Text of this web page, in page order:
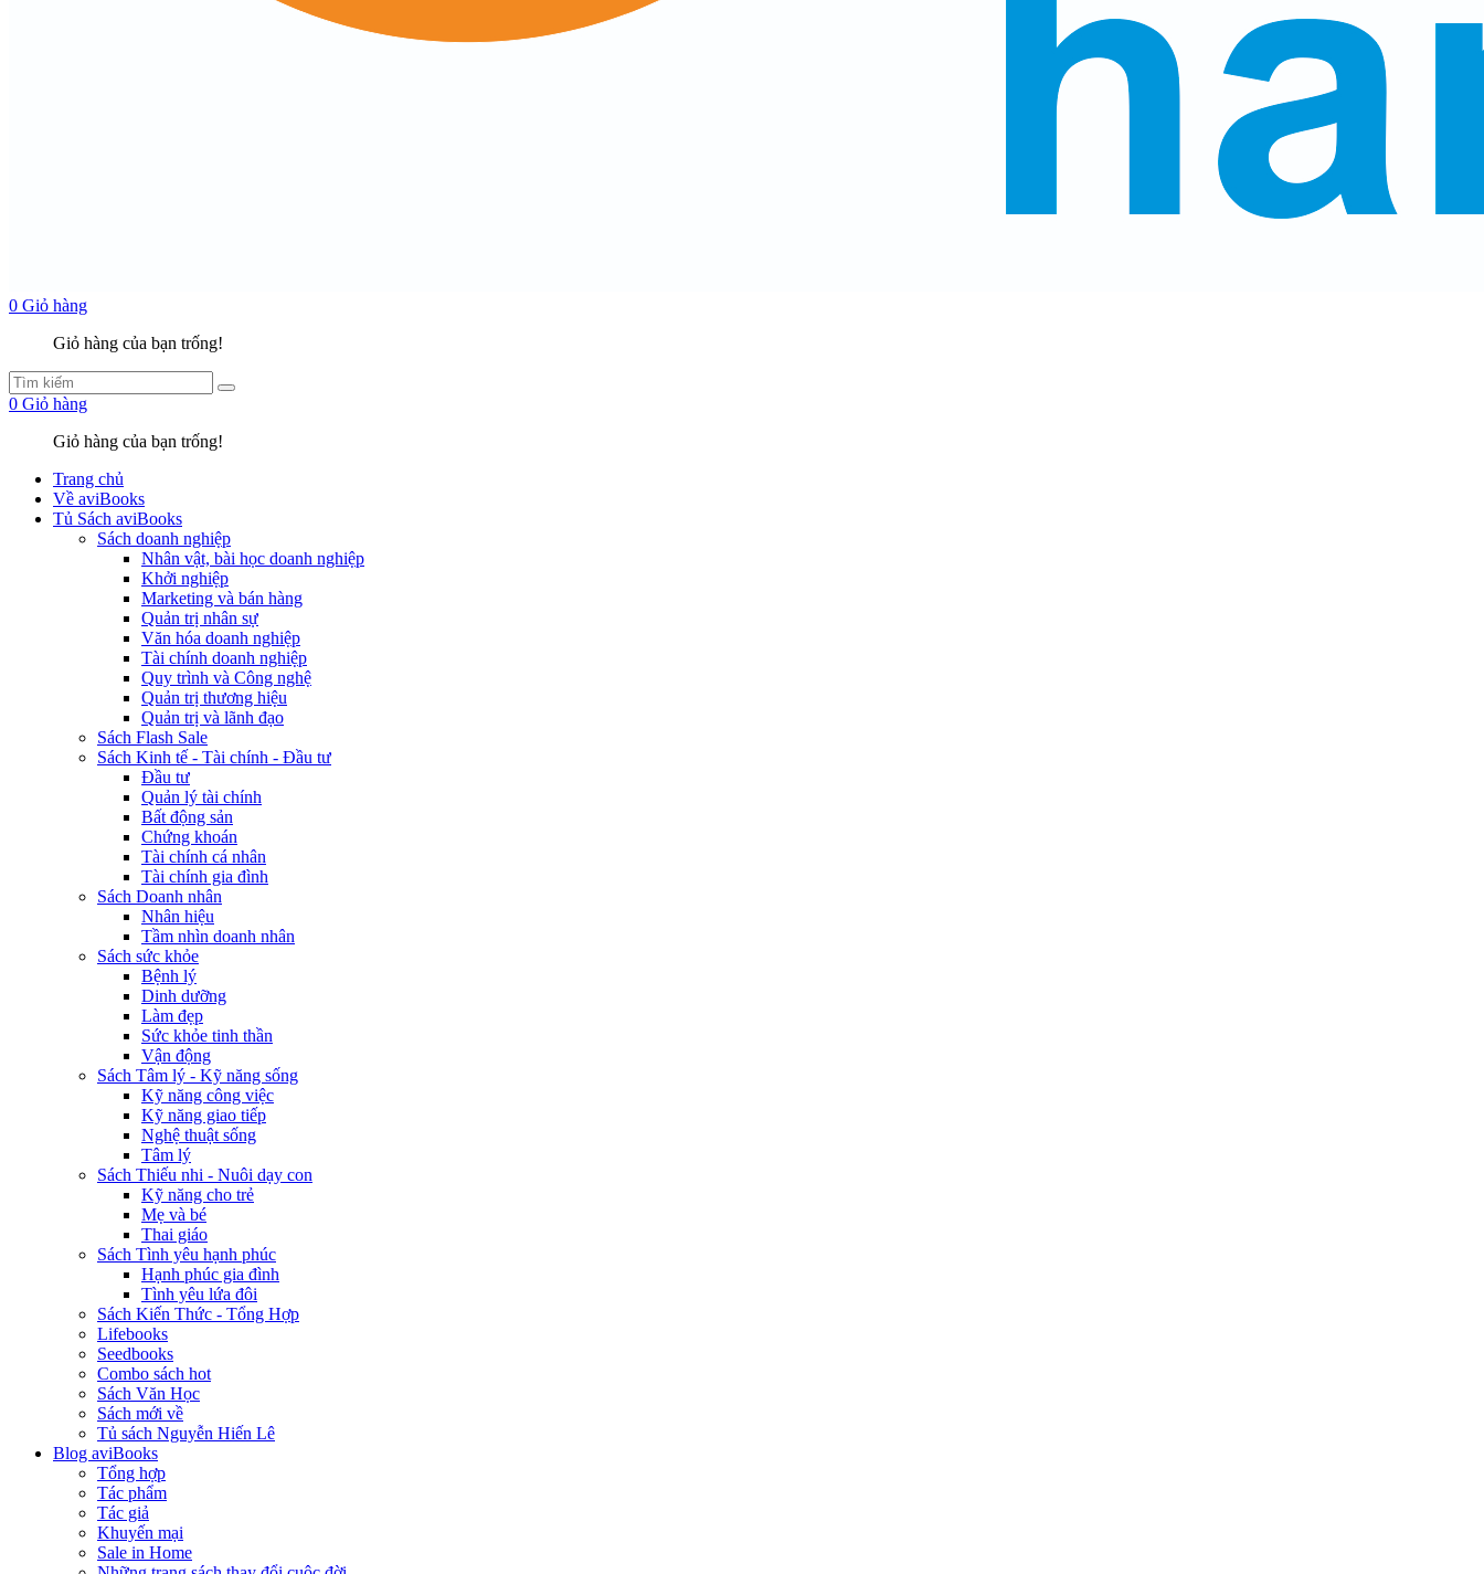
0 Giỏ hàng
Giỏ hàng của bạn trống!
0 Giỏ hàng
Giỏ hàng của bạn trống!
Trang chủ
Về aviBooks
Tủ Sách aviBooks
Sách doanh nghiệp
Nhân vật, bài học doanh nghiệp
Khởi nghiệp
Marketing và bán hàng
Quản trị nhân sự
Văn hóa doanh nghiệp
Tài chính doanh nghiệp
Quy trình và Công nghệ
Quản trị thương hiệu
Quản trị và lãnh đạo
Sách Flash Sale
Sách Kinh tế - Tài chính - Đầu tư
Đầu tư
Quản lý tài chính
Bất động sản
Chứng khoán
Tài chính cá nhân
Tài chính gia đình
Sách Doanh nhân
Nhân hiệu
Tầm nhìn doanh nhân
Sách sức khỏe
Bệnh lý
Dinh dưỡng
Làm đẹp
Sức khỏe tinh thần
Vận động
Sách Tâm lý - Kỹ năng sống
Kỹ năng công việc
Kỹ năng giao tiếp
Nghệ thuật sống
Tâm lý
Sách Thiếu nhi - Nuôi dạy con
Kỹ năng cho trẻ
Mẹ và bé
Thai giáo
Sách Tình yêu hạnh phúc
Hạnh phúc gia đình
Tình yêu lứa đôi
Sách Kiến Thức - Tổng Hợp
Lifebooks
Seedbooks
Combo sách hot
Sách Văn Học
Sách mới về
Tủ sách Nguyễn Hiến Lê
Blog aviBooks
Tổng hợp
Tác phẩm
Tác giả
Khuyến mại
Sale in Home